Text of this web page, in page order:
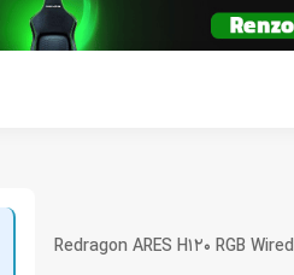
Redragon ARES H120 RGB Wired